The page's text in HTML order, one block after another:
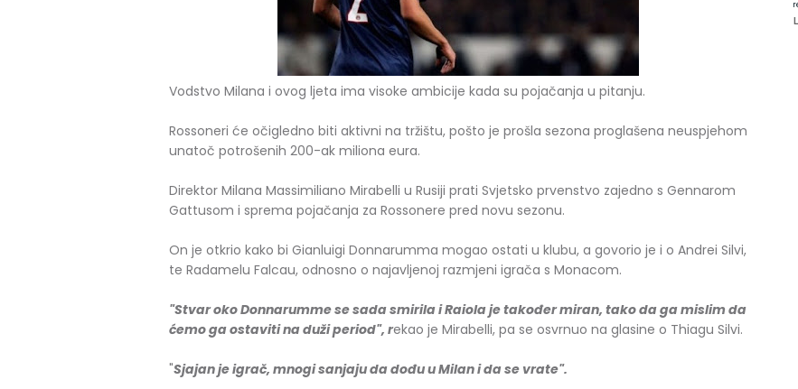
Vodstvo Milana i ovog ljeta ima visoke ambicije kada su pojačanja u pitanju.
Rossoneri će očigledno biti aktivni na tržištu, pošto je prošla sezona proglašena neuspjehom
unatoč potrošenih 200-ak miliona eura.
Direktor Milana Massimiliano Mirabelli u Rusiji prati Svjetsko prvenstvo zajedno s Gennarom
Gattusom i sprema pojačanja za Rossonere pred novu sezonu.
On je otkrio kako bi Gianluigi Donnarumma mogao ostati u klubu, a govorio je i o Andrei Silvi,
te Radamelu Falcau, odnosno o najavljenoj razmjeni igrača s Monacom.
"Stvar oko Donnarumme se sada smirila i Raiola je također miran, tako da ga mislim da
ćemo ga ostaviti na duži period", rekao je Mirabelli, pa se osvrnuo na glasine o Thiagu Silvi.
"Sjajan je igrač, mnogi sanjaju da dođu u Milan i da se vrate".